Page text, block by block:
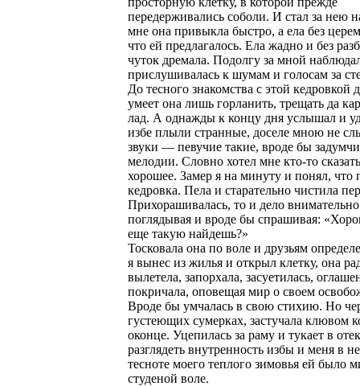
передерживались соболи. И стал за нею
мне она привыкла быстро, а ела без
что ей предлагалось. Ела жадно и без
чуток дремала. Подолгу за мной
прислушивалась к шумам и голосам за
До тесного знакомства с этой кедровкой
умеет она лишь горланить, трещать да
лад. А однажды к концу дня услышал и
избе плыли странные, доселе мною не
звуки — певучие такие, вроде бы
мелодии. Словно хотел мне кто-то
хорошее. Замер я на минуту и понял, что
кедровка. Пела и старательно чистила
Прихорашивалась, то и дело
поглядывая и вроде бы спрашивая:
еще такую найдешь?»
Тосковала она по воле и друзьям
я вынес из жилья и открыл клетку, она
вылетела, запорхала, засуетилась,
покричала, оповещая мир о своем
Вроде бы умчалась в свою стихию. Но
густеющих сумерках, застучала клювом
оконце. Уцепилась за раму и тукает в
разглядеть внутренность избы и меня в
тесноте моего теплого зимовья ей было
студеной воле.